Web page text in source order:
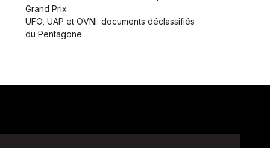
Grand Prix
UFO, UAP et OVNI: documents déclassifiés
du Pentagone